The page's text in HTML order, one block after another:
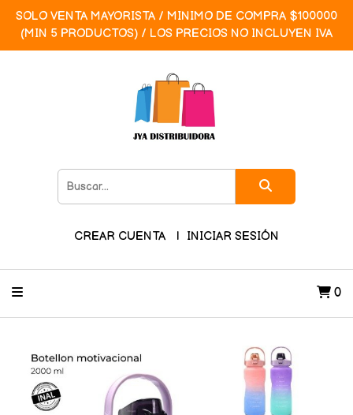
SOLO VENTA MAYORISTA / MINIMO DE COMPRA $100000
(MIN 5 PRODUCTOS) / LOS PRECIOS NO INCLUYEN IVA
CREAR CUENTA INICIAR SESIÓN
0